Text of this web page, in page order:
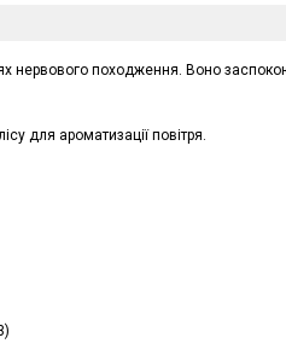
нервового походження. Воно
для ароматизації повітря.